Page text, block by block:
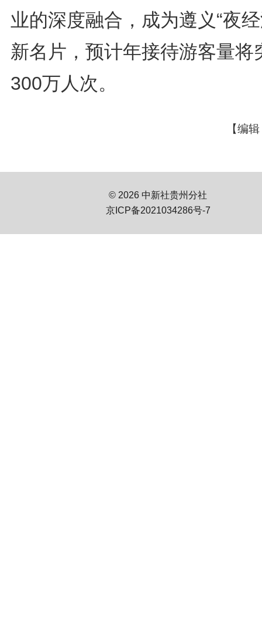
业的深度融合，成为遵义“夜
新名片，预计年接待游客量将
300万人次。
【编
© 2026 中新社贵州分社
京ICP备2021034286号-7